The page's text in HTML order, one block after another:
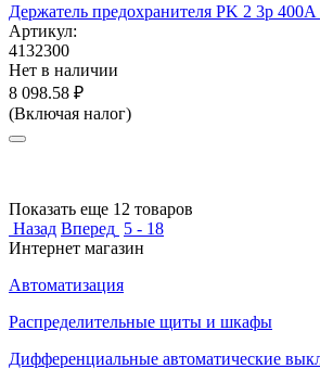
Держатель предохранителя PK 2 3p
Артикул:
4132300
Нет в наличии
8 098.58 ₽
(Включая налог)
Показать еще 12 товаров
Назад Вперед 5 - 18
Интернет магазин
Автоматизация
Распределительные щиты и шкафы
Дифференциальные автоматические